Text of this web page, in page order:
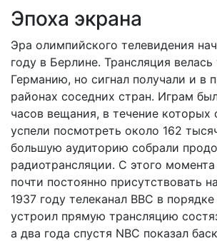
Эпоха экрана
Эра олимпийского телевидения
году в Берлине. Трансляция велась
Германию, но сигнал получали и в
районах соседних стран. Играм
часов вещания, в течение которых
успели посмотреть около 162
большую аудиторию собрали
радиотрансляции. С этого
почти постоянно присутствовать
1937 году телеканал BBC в
устроил прямую трансляцию
а два года спустя NBC показал